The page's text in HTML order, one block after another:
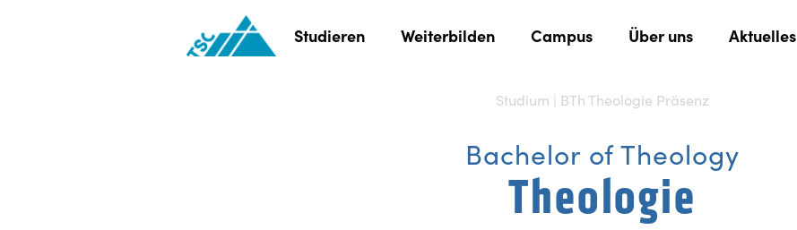
Studieren Weiterbilden Campus Über uns Aktuelles
Studium | BTh Theologie Präsenz
Bachelor of Theology
Theologie